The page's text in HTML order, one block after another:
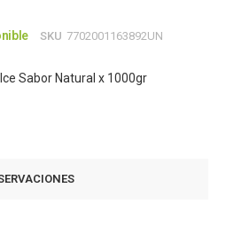
SKU 7702001163892UN
Sabor Natural x 1000gr